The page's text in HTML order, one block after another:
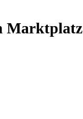
Marktplatz